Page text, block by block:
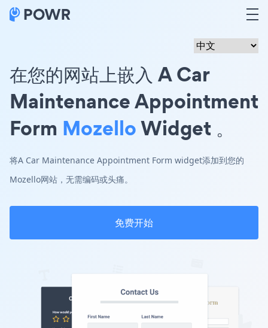
在您的网站上嵌入 A Car
Maintenance Appointment
Form MozelloWidget 。
将A Car Maintenance Appointment Form widget添加到您的
Mozello网站，无需编码或头痛。
免费开始